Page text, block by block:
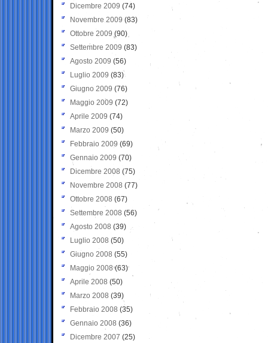
Dicembre 2009 (74)
Novembre 2009 (83)
Ottobre 2009 (90)
Settembre 2009 (83)
Agosto 2009 (56)
Luglio 2009 (83)
Giugno 2009 (76)
Maggio 2009 (72)
Aprile 2009 (74)
Marzo 2009 (50)
Febbraio 2009 (69)
Gennaio 2009 (70)
Dicembre 2008 (75)
Novembre 2008 (77)
Ottobre 2008 (67)
Settembre 2008 (56)
Agosto 2008 (39)
Luglio 2008 (50)
Giugno 2008 (55)
Maggio 2008(63)
Aprile 2008 (50)
Marzo 2008 (39)
Febbraio 2008 (35)
Gennaio 2008 (36)
Dicembre 2007 (25)